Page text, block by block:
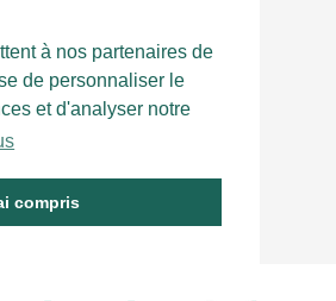
à nos partenaires de
de personnaliser le
et d'analyser notre
compris